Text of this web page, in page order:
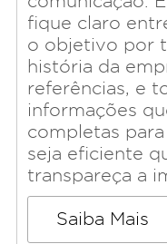
fique claro
o objetivo por
história da
referências, e
informações
completas
seja eficiente
transpareça a
Saiba Mais